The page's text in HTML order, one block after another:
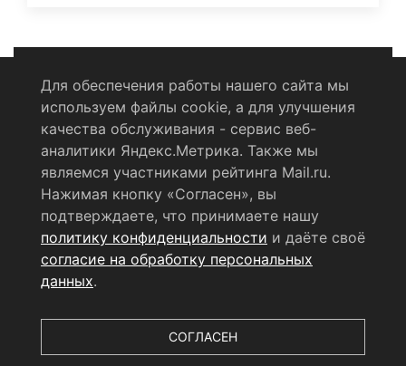
Политика конфиденциальности
Согласие на обработку персональных данных
RSS-лента
© 2004 - 2026 Сетевое издание Щёлковское ТВ.
Свидетельство о регистрации СМИ
ЭЛ № ФС 77 - 79754 от 07.12.2020 г.
технологий и массовых коммуникаций (РОСКОМНАДЗОР).
Для обеспечения работы нашего сайта мы
используем файлы cookie, а для улучшения
качества обслуживания - сервис веб-
аналитики Яндекс.Метрика. Также мы
являемся участниками рейтинга Mail.ru.
Нажимая кнопку «Согласен», вы
подтверждаете, что принимаете нашу
политику конфиденциальности и даёте своё
согласие на обработку персональных
данных.
СОГЛАСЕН